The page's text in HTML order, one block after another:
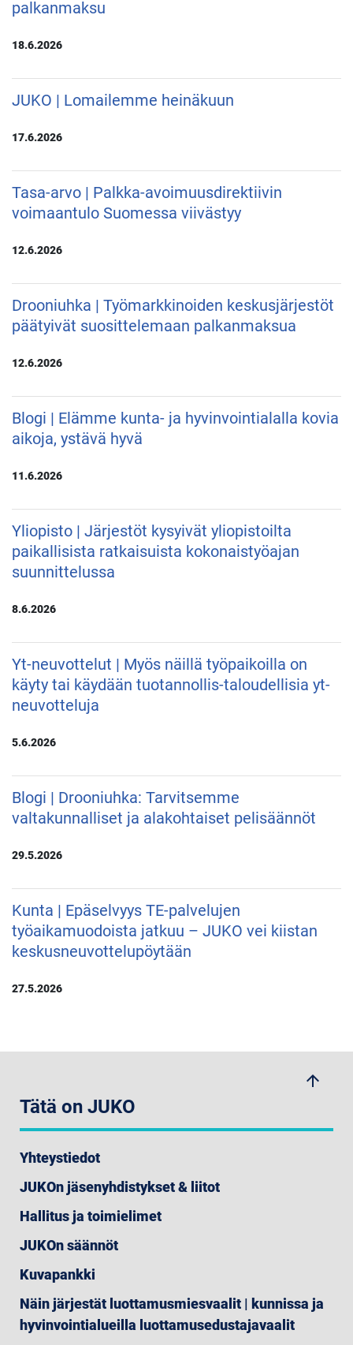
palkanmaksu
18.6.2026
JUKO | Lomailemme heinäkuun
17.6.2026
Tasa-arvo | Palkka-avoimuusdirektiivin
voimaantulo Suomessa viivästyy
12.6.2026
Drooniuhka | Työmarkkinoiden keskusjärjestöt
päätyivät suosittelemaan palkanmaksua
12.6.2026
Blogi | Elämme kunta- ja hyvinvointialalla kovia
aikoja, ystävä hyvä
11.6.2026
Yliopisto | Järjestöt kysyivät yliopistoilta
paikallisista ratkaisuista kokonaistyöajan
suunnittelussa
8.6.2026
Yt-neuvottelut | Myös näillä työpaikoilla on
käyty tai käydään tuotannollis-taloudellisia yt-
neuvotteluja
5.6.2026
Blogi | Drooniuhka: Tarvitsemme
valtakunnalliset ja alakohtaiset pelisäännöt
29.5.2026
Kunta | Epäselvyys TE-palvelujen
työaikamuodoista jatkuu – JUKO vei kiistan
keskusneuvottelupöytään
27.5.2026
arrow_upwards
Tätä on JUKO
Yhteystiedot
JUKOn jäsenyhdistykset & liitot
Hallitus ja toimielimet
JUKOn säännöt
Kuvapankki
Näin järjestät luottamusmiesvaalit | kunnissa ja
hyvinvointialueilla luottamusedustajavaalit